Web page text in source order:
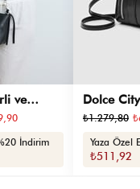
ve
Çanta
İndirim
Dolce
Çanta
₺1.279,80
Yaza Özel
₺511,92